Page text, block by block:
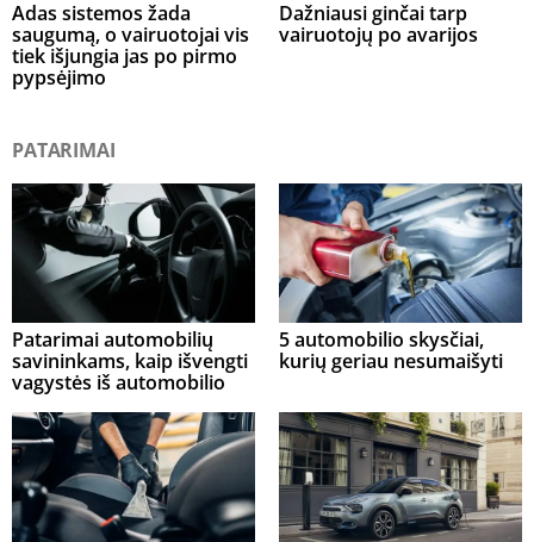
Adas sistemos žada
saugumą, o vairuotojai vis
tiek išjungia jas po pirmo
pypsėjimo
Dažniausi ginčai tarp
vairuotojų po avarijos
PATARIMAI
Patarimai automobilių
savininkams, kaip išvengti
vagystės iš automobilio
5 automobilio skysčiai,
kurių geriau nesumaišyti